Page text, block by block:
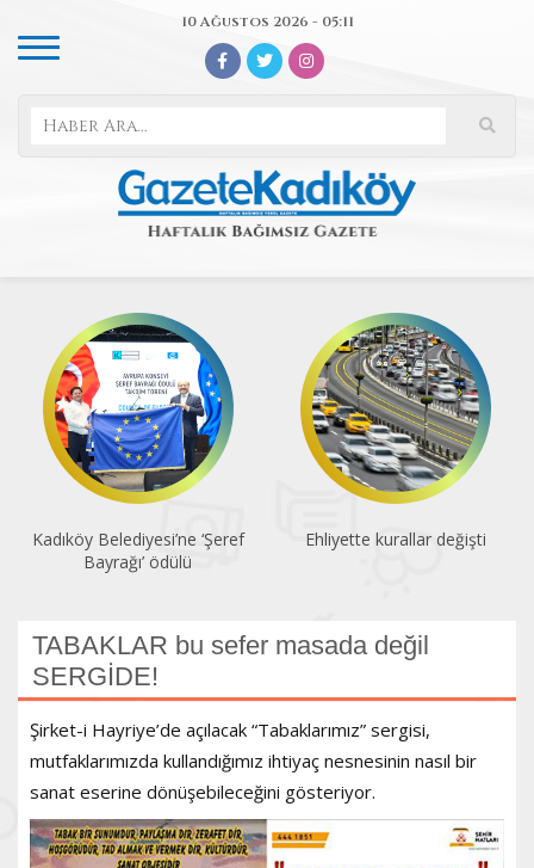
10 Ağustos 2026 - 05:11
Kadıköy Belediyesi’ne ‘Şeref
Bayrağı’ ödülü
Ehliyette kurallar değişti
TABAKLAR bu sefer masada değil
SERGİDE!
Şirket-i Hayriye’de açılacak “Tabaklarımız” sergisi,
mutfaklarımızda kullandığımız ihtiyaç nesnesinin nasıl bir
sanat eserine dönüşebileceğini gösteriyor.